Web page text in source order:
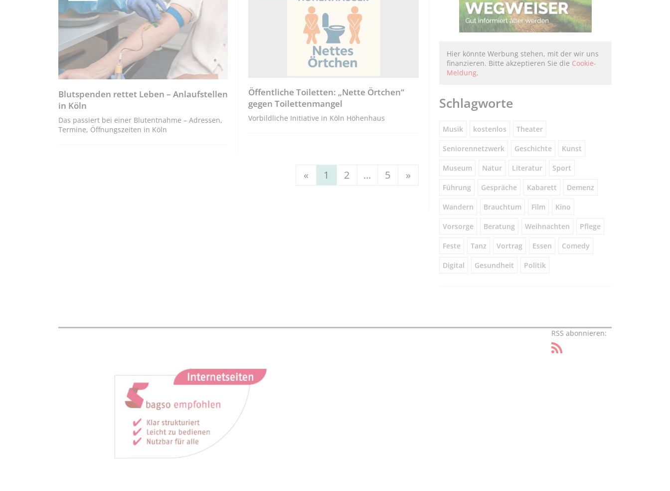
Blutspenden rettet Leben – Anlaufstellen
in Köln
Das passiert bei einer Blutentnahme – Adressen,
Termine, Öffnungszeiten in Köln
Öffentliche Toiletten: „Nette Örtchen“
gegen Toilettenmangel
Vorbildliche Initiative in Köln Höhenhaus
« 1 2 ... 5 »
Hier könnte Werbung stehen, mit der wir uns
finanzieren. Bitte akzeptieren Sie die Cookie-
Meldung.
Schlagworte
Musik kostenlos Theater
Seniorennetzwerk Geschichte Kunst
Museum Natur Literatur Sport
Führung Gespräche Kabarett Demenz
Wandern Brauchtum Film Kino
Vorsorge Beratung Weihnachten Pflege
Feste Tanz Vortrag Essen Comedy
Digital Gesundheit Politik
RSS abonnieren: